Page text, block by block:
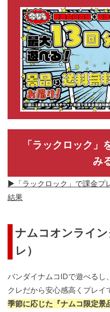
「ラックロック」
み
▶「ラックロック」で課金プ
結果
ナムコオンライ
レ）
バンダイナムコIDで遊べるし
クレだから安心感高くプレイ
季節に応じた『ナムコ限定景